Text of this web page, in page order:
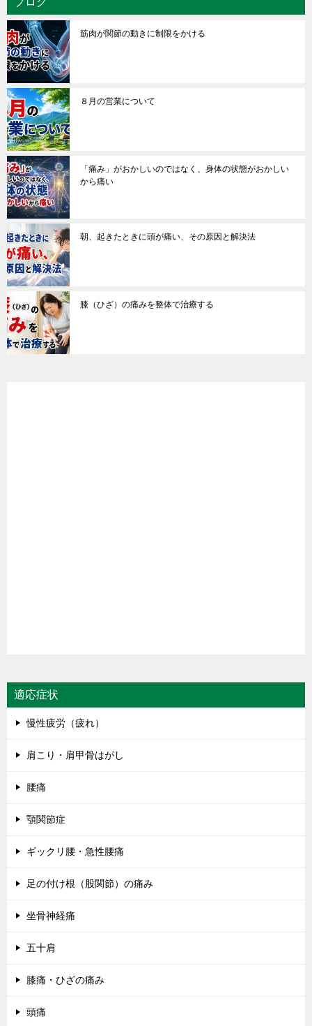
筋肉が関節の動きに制限をかける
８月の営業について
「痛み」がおかしいのではなく、身体の状態がおかしい
から痛い
朝、起きたときに頭が痛い、その原因と解決法
膝（ひざ）の痛みを整体で治療する
適応症状
慢性疲労（疲れ）
肩こり・肩甲骨はがし
腰痛
顎関節症
ギックリ腰・急性腰痛
足の付け根（股関節）の痛み
坐骨神経痛
五十肩
膝痛・ひざの痛み
頭痛